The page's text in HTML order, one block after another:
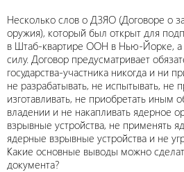
Несколько слов о ДЗЯО (Договоре о
оружия), который был открыт для
в Штаб-квартире ООН в Нью-Йорке, а
силу. Договор предусматривает
государства-участника никогда и ни
не разрабатывать, не испытывать, не
изготавливать, не приобретать иным
владении и не накапливать ядерное
взрывные устройства, не применять
ядерные взрывные устройства и не
Какие основные выводы можно
документа?